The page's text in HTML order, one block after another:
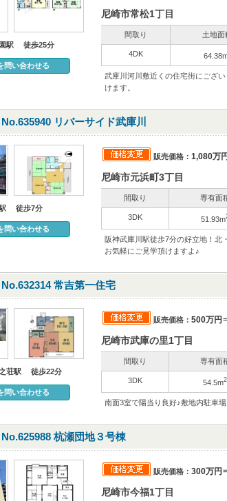
駅 徒歩25分
問い合わせる
尼崎市常松1丁目
間取り 土地面
4DK
武庫川河川敷近くの住宅街にござ
けます。
No.635940 リバーサイド武庫川
徒歩7分
問い合わせる
販売価格： 1,080万
尼崎市元浜町3丁目
間取り 専有面
3DK 51.93m
阪神武庫川駅徒歩7分の好立地！北
お気軽にご見学頂けますよ♪
No.632314 常吉第一住宅
荘駅 徒歩22分
問い合わせる
販売価格： 500万円
尼崎市武庫の里1丁目
間取り 専有面
3DK 54.5m2
南面3室で陽当り良好♪敷地内駐車
No.625988 杭瀬団地３号棟
販売価格： 300万円
尼崎市今福1丁目